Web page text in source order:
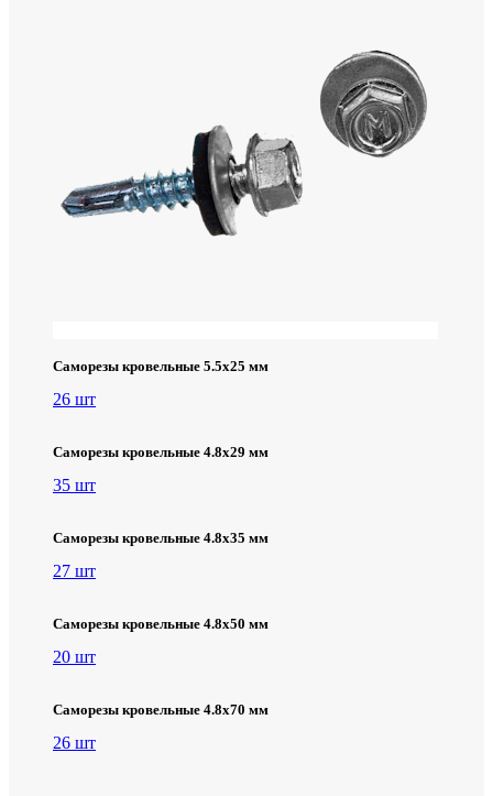
Саморезы кровельные 5.5х25 мм
26 шт
Саморезы кровельные 4.8х29 мм
35 шт
Саморезы кровельные 4.8х35 мм
27 шт
Саморезы кровельные 4.8х50 мм
20 шт
Саморезы кровельные 4.8х70 мм
26 шт